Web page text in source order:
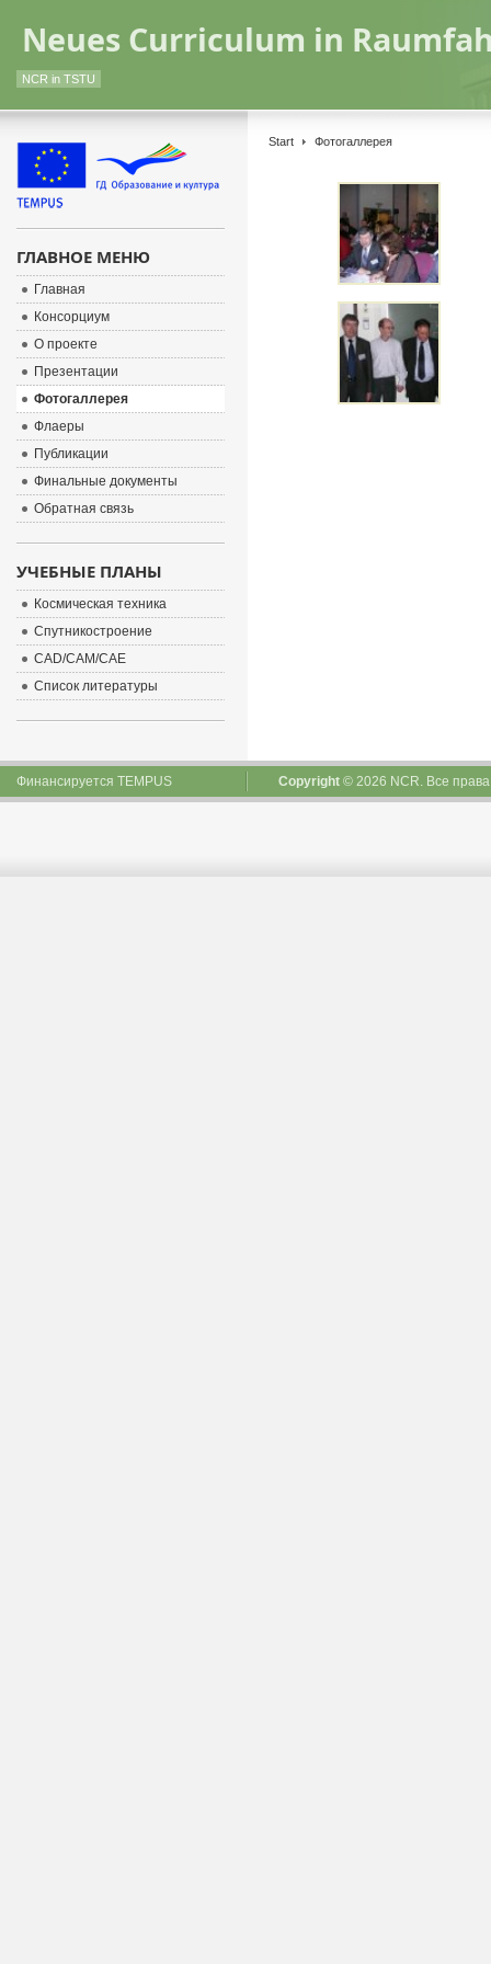
Neues Curriculum in
NCR in TSTU
Start Фотогаллерея
ГЛАВНОЕ МЕНЮ
Главная
Консорциум
О проекте
Презентации
Фотогаллерея
Флаеры
Публикации
Финальные документы
Обратная связь
УЧЕБНЫЕ ПЛАНЫ
Космическая техника
Спутникостроение
CAD/CAM/CAE
Список литературы
Финансируется TEMPUS Copyright © 2026 NCR. Все